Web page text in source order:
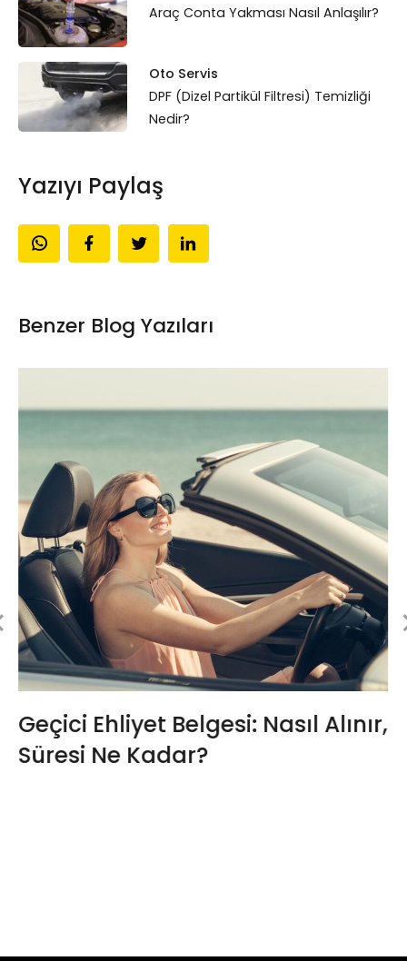
Araç Conta Yakması Nasıl Anlaşılır?
Oto Servis
DPF (Dizel Partikül Filtresi) Temizliği
Nedir?
Yazıyı Paylaş
Benzer Blog Yazıları
Geçici Ehliyet Belgesi: Nasıl Alınır,
Süresi Ne Kadar?